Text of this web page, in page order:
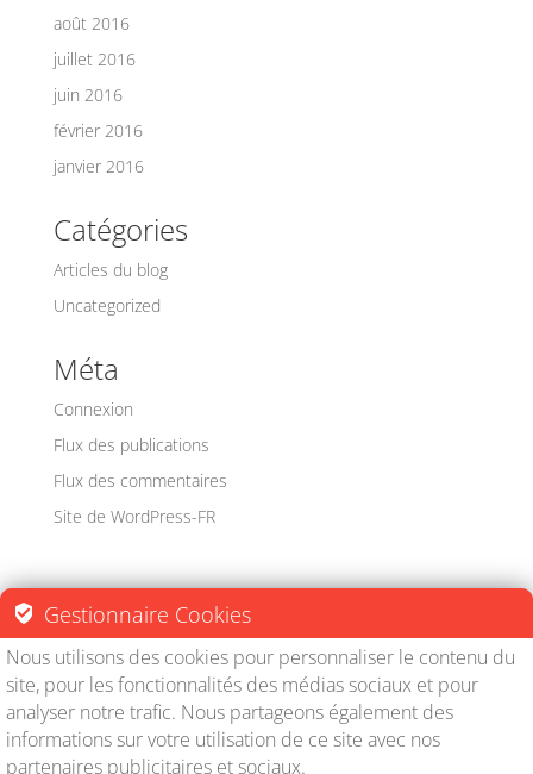
août 2016
juillet 2016
juin 2016
février 2016
janvier 2016
Catégories
Articles du blog
Uncategorized
Méta
Connexion
Flux des publications
Flux des commentaires
Site de WordPress-FR
© Les Editions Virtutem - Eirl
Celensi 2018 - Réalisation :
AFR-
DIFFUSION
- - - Mentions légales / Politique de
confidentialité - - -
/ - - - Centre de confidentialité -
- - - CGV - - -
Gestionnaire Cookies
Nous utilisons des cookies pour personnaliser le contenu du
site, pour les fonctionnalités des médias sociaux et pour
analyser notre trafic. Nous partageons également des
informations sur votre utilisation de ce site avec nos
partenaires publicitaires et sociaux.